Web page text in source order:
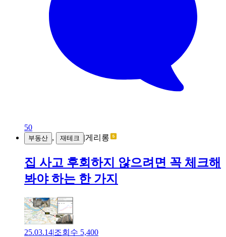
50
부동산 , 재테크 |게리롱
집 사고 후회하지 않으려면 꼭 체크해
봐야 하는 한 가지
25.03.14|조회수 5,400